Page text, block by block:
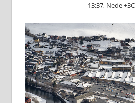
13:37, Nede +3C